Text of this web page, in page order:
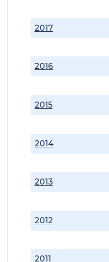
2011
2012
2013
2014
2015
2016
2017